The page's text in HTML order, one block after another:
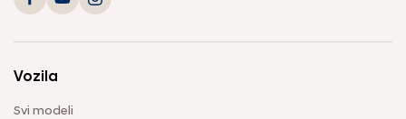
Vozila
Svi modeli